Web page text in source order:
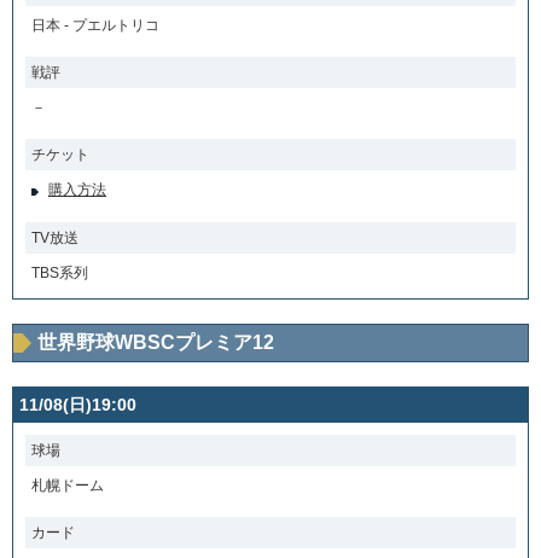
日本 - プエルトリコ
戦評
－
チケット
購入方法
TV放送
TBS系列
世界野球WBSCプレミア12
11/08(日)19:00
球場
札幌ドーム
カード